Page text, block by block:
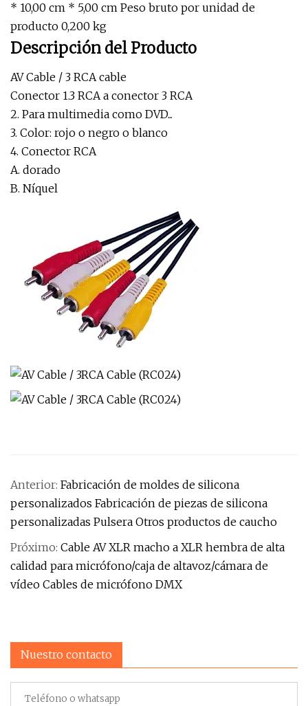
* 10,00 cm * 5,00 cm Peso bruto por unidad de
producto 0,200 kg
Descripción del Producto
AV Cable / 3 RCA cable
Conector 1.3 RCA a conector 3 RCA
2. Para multimedia como DVD...
3. Color: rojo o negro o blanco
4. Conector RCA
A. dorado
B. Níquel
Anterior: Fabricación de moldes de silicona
personalizados Fabricación de piezas de silicona
personalizadas Pulsera Otros productos de caucho
Próximo: Cable AV XLR macho a XLR hembra de alta
calidad para micrófono/caja de altavoz/cámara de
vídeo Cables de micrófono DMX
Nuestro contacto